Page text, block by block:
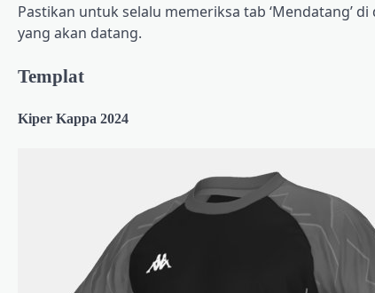
Pastikan untuk selalu memeriksa tab ‘Mendatang’
yang akan datang.
Templat
Kiper Kappa 2024